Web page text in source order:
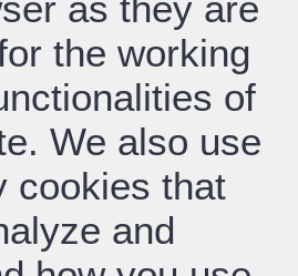
the working
of
We also use
cookies that
and